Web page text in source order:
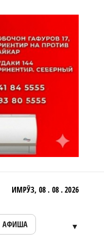
ИМРӮЗ, 08 . 08 . 2026
АФИША ▼